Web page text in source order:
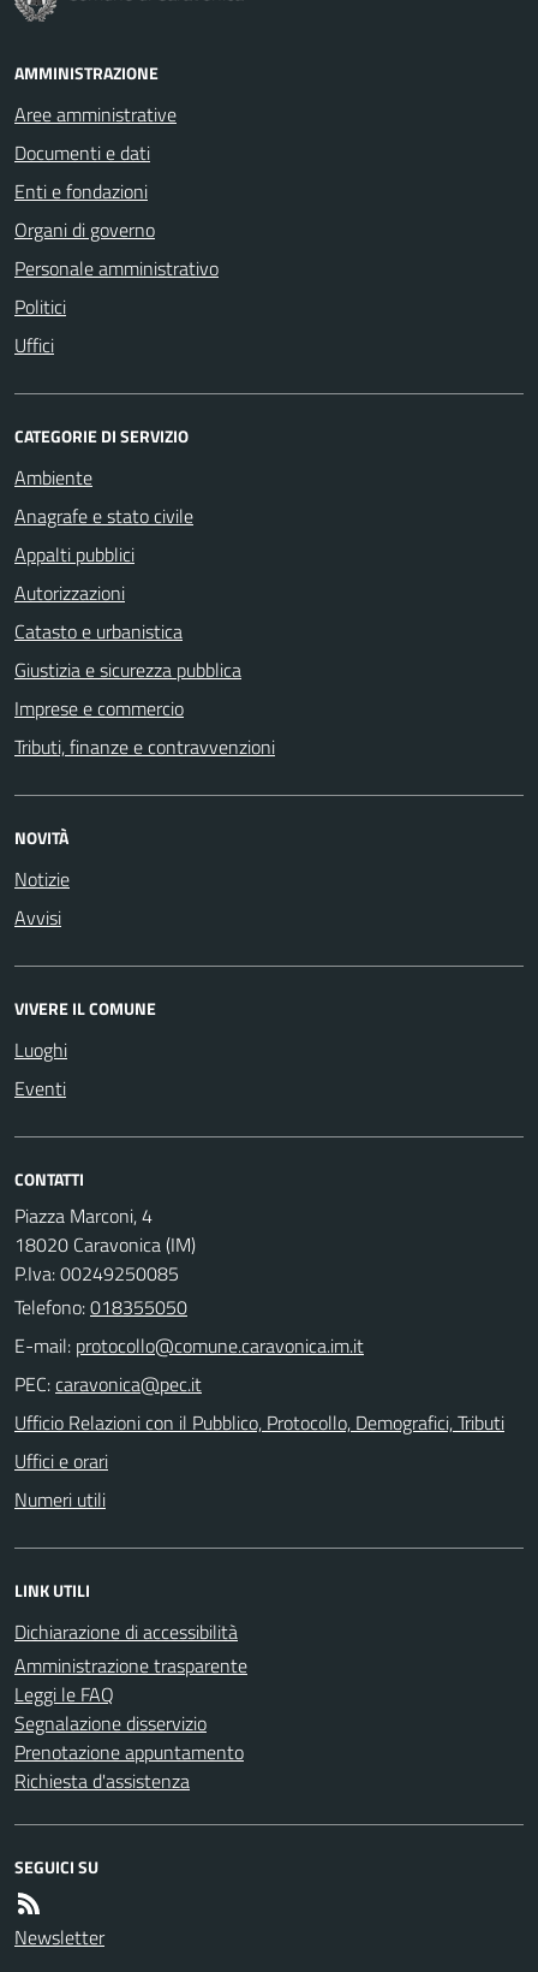
AMMINISTRAZIONE
Aree amministrative
Documenti e dati
Enti e fondazioni
Organi di governo
Personale amministrativo
Politici
Uffici
CATEGORIE DI SERVIZIO
Ambiente
Anagrafe e stato civile
Appalti pubblici
Autorizzazioni
Catasto e urbanistica
Giustizia e sicurezza pubblica
Imprese e commercio
Tributi, finanze e contravvenzioni
NOVITÀ
Notizie
Avvisi
VIVERE IL COMUNE
Luoghi
Eventi
CONTATTI
Piazza Marconi, 4
18020 Caravonica (IM)
P.Iva: 00249250085
Telefono:018355050
E-mail:
PEC:
Ufficio Relazioni con il Pubblico, Protocollo, Demografici, Tributi
Uffici e orari
Numeri utili
LINK UTILI
Dichiarazione di accessibilità
Amministrazione trasparente
Leggi le FAQ
Segnalazione disservizio
Prenotazione appuntamento
Richiesta d'assistenza
SEGUICI SU
Newsletter